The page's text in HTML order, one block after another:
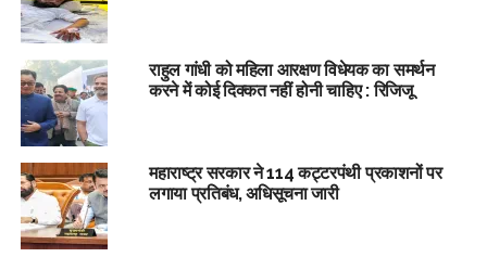
राहुल गांधी को महिला आरक्षण विधेयक का समर्थन
करने में कोई दिक्कत नहीं होनी चाहिए : रिजिजू
महाराष्ट्र सरकार ने 114 कट्टरपंथी प्रकाशनों पर
लगाया प्रतिबंध, अधिसूचना जारी